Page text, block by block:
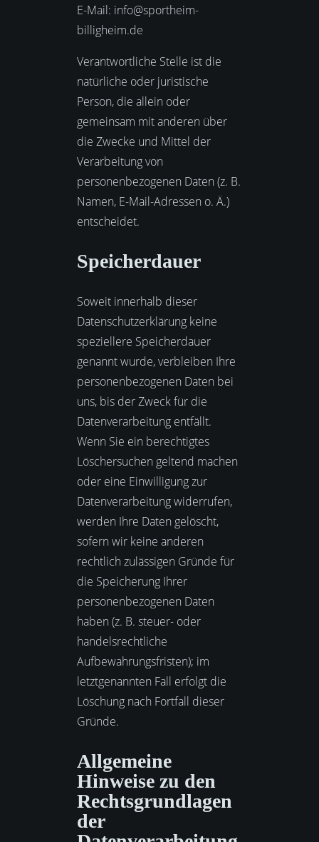
E-Mail: info@sportheim-
billigheim.de
Verantwortliche Stelle ist die
natürliche oder juristische
Person, die allein oder
gemeinsam mit anderen über
die Zwecke und Mittel der
Verarbeitung von
personenbezogenen Daten (z. B.
Namen, E-Mail-Adressen o. Ä.)
entscheidet.
Speicherdauer
Soweit innerhalb dieser
Datenschutzerklärung keine
speziellere Speicherdauer
genannt wurde, verbleiben Ihre
personenbezogenen Daten bei
uns, bis der Zweck für die
Datenverarbeitung entfällt.
Wenn Sie ein berechtigtes
Löschersuchen geltend machen
oder eine Einwilligung zur
Datenverarbeitung widerrufen,
werden Ihre Daten gelöscht,
sofern wir keine anderen
rechtlich zulässigen Gründe für
die Speicherung Ihrer
personenbezogenen Daten
haben (z. B. steuer- oder
handelsrechtliche
Aufbewahrungsfristen); im
letztgenannten Fall erfolgt die
Löschung nach Fortfall dieser
Gründe.
Allgemeine
Hinweise zu den
Rechtsgrundlagen
der